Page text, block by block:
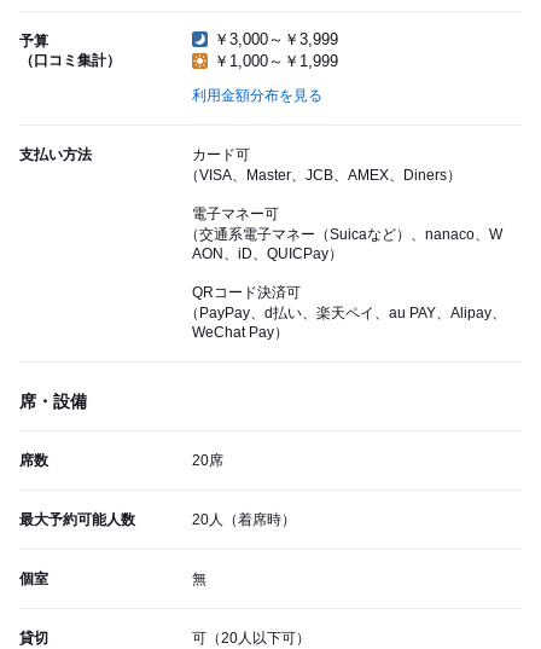
予算
（口コミ集計）
￥3,000～￥3,999
￥1,000～￥1,999
利用金額分布を見る
支払い方法
カード可
（VISA、Master、JCB、AMEX、Diners）
電子マネー可
（交通系電子マネー（Suicaなど）、nanaco、W
AON、iD、QUICPay）
QRコード決済可
（PayPay、d払い、楽天ペイ、au PAY、Alipay、
WeChat Pay）
席・設備
席数 20席
最大予約可能人数 20人（着席時）
個室 無
貸切 可（20人以下可）